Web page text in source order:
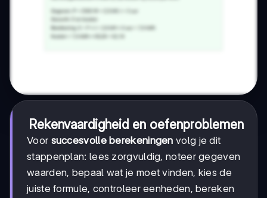
Rekenvaardigheid en oefenproblemen
Voor succesvolle berekeningen volg je dit
stappenplan: lees zorgvuldig, noteer gegeven
waarden, bepaal wat je moet vinden, kies de
juiste formule, controleer eenheden, bereken